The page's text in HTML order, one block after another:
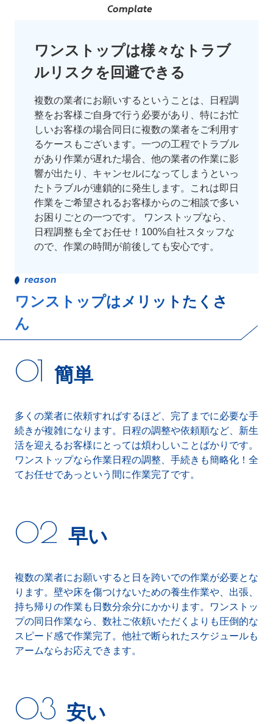
ワンストップは様々なトラブ
ルリスクを回避できる
複数の業者にお願いするということは、日程調
整をお客様ご自身で行う必要があり、特にお忙
しいお客様の場合同日に複数の業者をご利用す
るケースもございます。一つの工程でトラブル
があり作業が遅れた場合、他の業者の作業に影
響が出たり、キャンセルになってしまうといっ
たトラブルが連鎖的に発生します。これは即日
作業をご希望されるお客様からのご相談で多い
お困りごとの一つです。 ワンストップなら、
日程調整も全てお任せ！100%自社スタッフな
ので、作業の時間が前後しても安心です。
ワンストップはメリットたくさ
ん
簡単
多くの業者に依頼すればするほど、完了までに必要な手
続きが複雑になります。日程の調整や依頼順など、新生
活を迎えるお客様にとっては煩わしいことばかりです。
ワンストップなら作業日程の調整、手続きも簡略化！全
てお任せであっという間に作業完了です。
早い
複数の業者にお願いすると日を跨いでの作業が必要とな
ります。壁や床を傷つけないための養生作業や、出張、
持ち帰りの作業も日数分余分にかかります。ワンストッ
プの同日作業なら、数社ご依頼いただくよりも圧倒的な
スピード感で作業完了。他社で断られたスケジュールも
アームならお応えできます。
安い